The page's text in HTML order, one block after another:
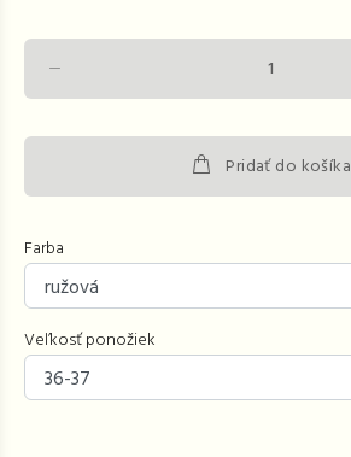
Pridať do košíka
Farba
Veľkosť ponožiek